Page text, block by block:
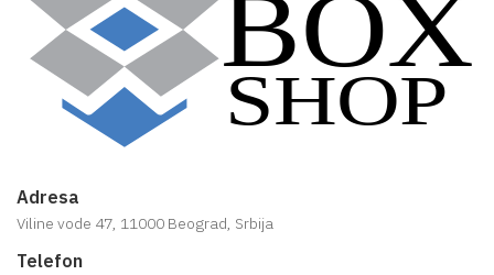
Adresa
Viline vode 47, 11000 Beograd, Srbija
Telefon